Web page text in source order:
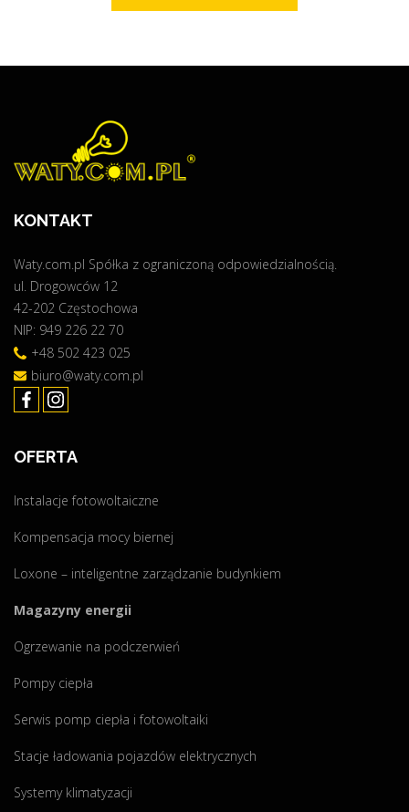
KONTAKT
Waty.com.pl Spółka z ograniczoną odpowiedzialnością.
ul. Drogowców 12
42-202 Częstochowa
NIP: 949 226 22 70
+48 502 423 025
biuro@waty.com.pl
OFERTA
Instalacje fotowoltaiczne
Kompensacja mocy biernej
Loxone – inteligentne zarządzanie budynkiem
Magazyny energii
Ogrzewanie na podczerwień
Pompy ciepła
Serwis pomp ciepła i fotowoltaiki
Stacje ładowania pojazdów elektrycznych
Systemy klimatyzacji